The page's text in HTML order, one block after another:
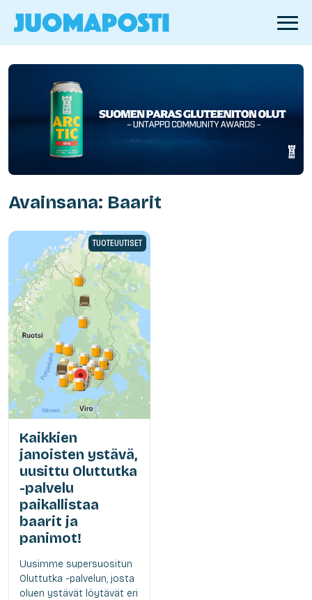
Avainsana: Baarit
TUOTEUUTISET
Kaikkien
janoisten ystävä,
uusittu Oluttutka
-palvelu
paikallistaa
baarit ja
panimot!
Uusimme supersuositun
Oluttutka -palvelun, josta
oluen ystävät löytävät eri